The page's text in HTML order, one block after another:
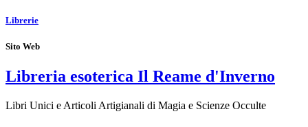
Librerie
Sito Web
Libreria esoterica Il Reame d'Inverno
Libri Unici e Articoli Artigianali di Magia e Scienze Occulte